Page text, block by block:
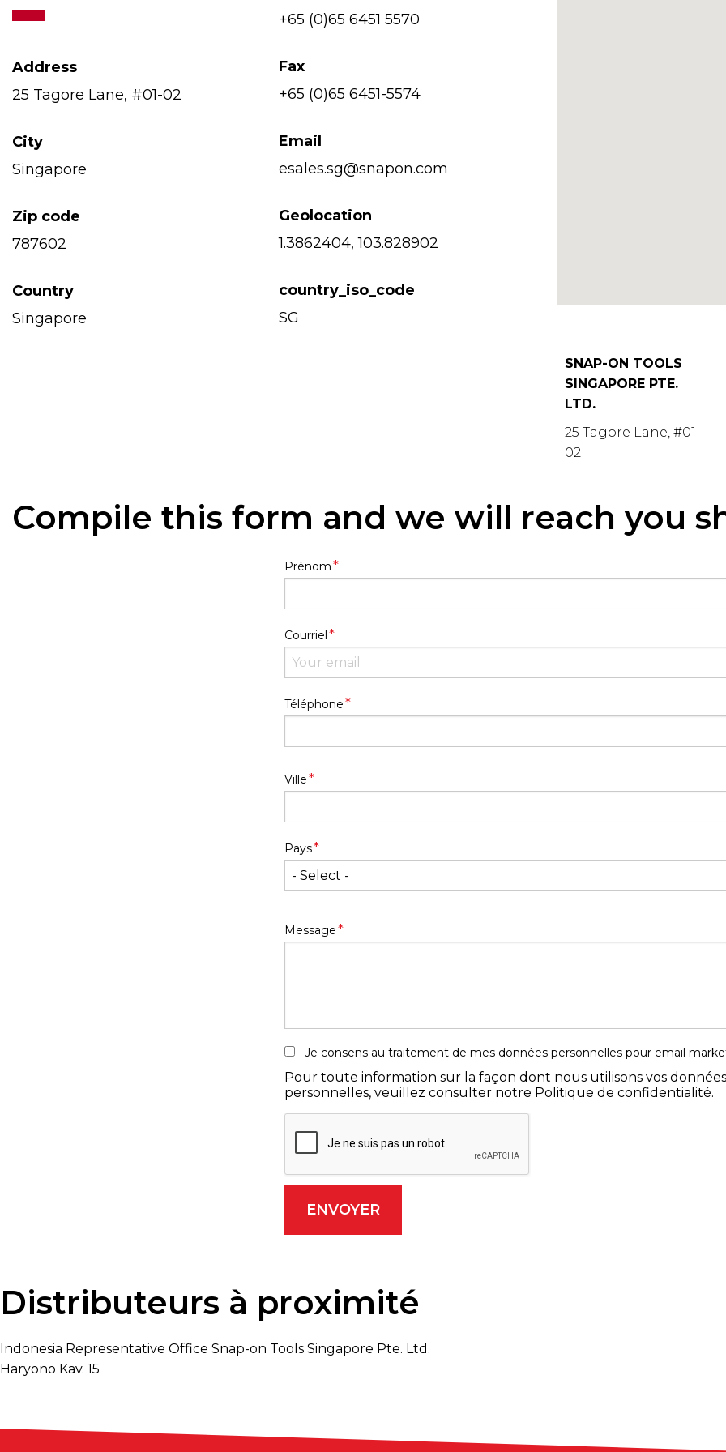
Address
25 Tagore Lane, #01-02
City
Singapore
Zip code
787602
Country
Singapore
+65 (0)65 6451 5570
Fax
+65 (0)65 6451-5574
Email
esales.sg@snapon.com
Geolocation
1.3862404, 103.828902
country_iso_code
SG
SNAP-ON TOOLS
SINGAPORE PTE.
LTD.
25 Tagore Lane, #01-
02
Compile this form and we will reach you
Prénom*
Courriel*
Téléphone*
Address
Ville*
Pays*
Message*
Je consens au traitement de mes données personnelles pour email
Pour toute information sur la façon dont nous utilisons vos données
personnelles, veuillez consulter notre Politique de confidentialité.
Distributeurs à proximité
Indonesia Representative Office Snap-on Tools Singapore Pte. Ltd.
Haryono Kav. 15